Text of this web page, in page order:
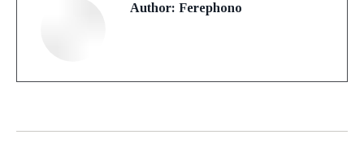
Author: Ferephono